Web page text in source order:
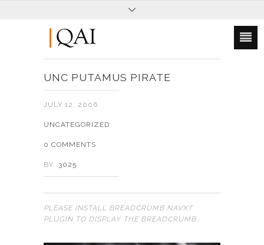
UNC PUTAMUS PIRATE
JULY 12, 2006
UNCATEGORIZED
0 COMMENTS
BY .3025
PLEASE INSTALL BREADCRUMB NAVXT
PLUGIN TO DISPLAY THE BREADCRUMB.